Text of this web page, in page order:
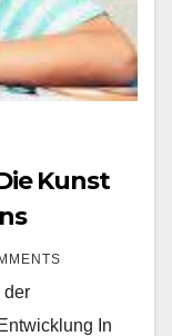
Kunst
der
In